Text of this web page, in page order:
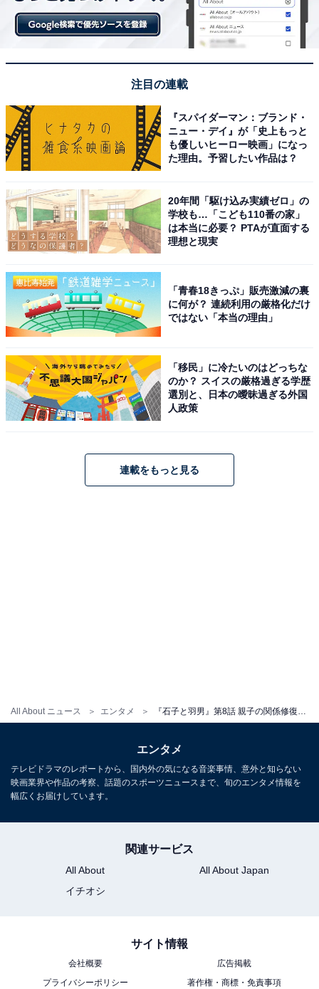
All About ニュース エンタメ
画像出典：TBS『石子と羽男―そんなコトで訴えます？―』公式サイト
親子の関係修復で感動回もラストに衝撃！ 大庭に
一体何が⁉
石子と父・綿郎の親子関係修復と石子を温かく気遣う羽
男の優しさに胸を打たれるも、その後、大庭に訪れた衝
撃のラストに視聴者は騒然となりました。
盤なのか」「大庭さんを私は信じたい…！」「石羽コン
ビ大庭くんをどうか守ってあげて」「先週の代表取締役
放火容疑で逮捕された大庭の接見に行く羽男。大庭は
1人の遺体が見つかります。大庭の無罪を信じつつも動
揺する石子と羽男は、大庭のために動き出します。大庭
が転職した怪しげな会社やエンジェル投資家・御子神
注目の連載
『スパイダーマン：ブランド・
ニュー・デイ』が「史上もっと
も優しいヒーロー映画」になっ
た理由。予習したい作品は？
20年間「駆け込み実績ゼロ」の
学校も…「こども110番の家」
は本当に必要？ PTAが直面する
理想と現実
「青春18きっぷ」販売激減の裏
に何が？ 連続利用の厳格化だけ
ではない「本当の理由」
「移民」に冷たいのはどっちな
のか？ スイスの厳格過ぎる学歴
選別と、日本の曖昧過ぎる外国
人政策
連載をもっと見る
エンタメ
テレビドラマのレポートから、国内外の気になる音楽事情、意外と知らない
映画業界や作品の考察、話題のスポーツニュースまで、旬のエンタメ情報を
幅広くお届けしています。
関連サービス
All About
All About Japan
イチオシ
サイト情報
会社概要
広告掲載
プライバシーポリシー
著作権・商標・免責事項